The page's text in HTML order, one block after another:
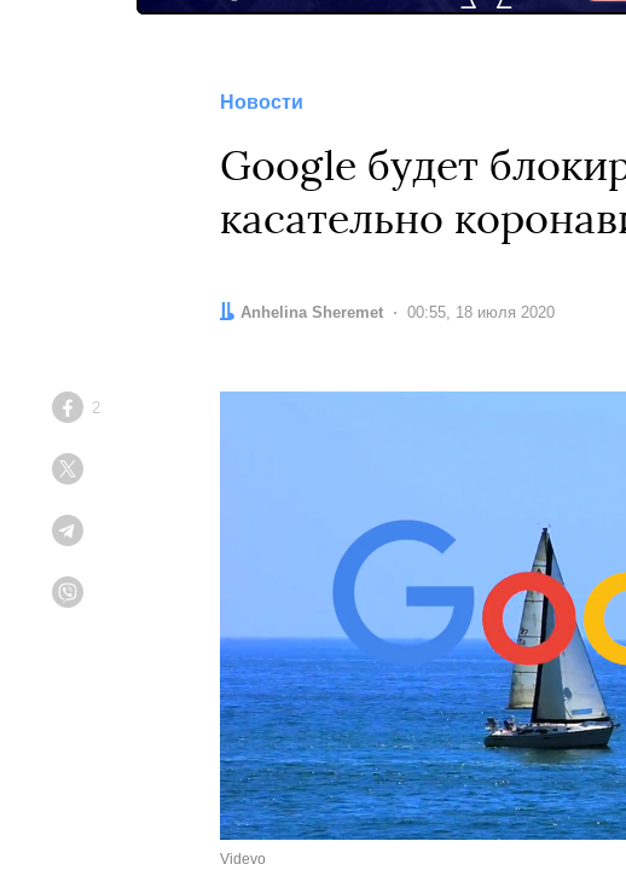
Новости
Google будет
касательно
Автор:
Anhelina Sheremet Дата:
00:55, 18 июля 2020
Videvo
Facebook
2